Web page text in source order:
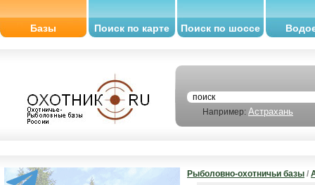
Базы Поиск по карте Поиск по шоссе
Например: Астрахань
Рыболовно-охотничьи базы /